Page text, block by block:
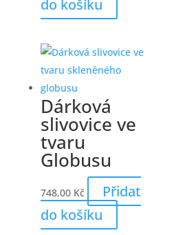
do košíku
Dárková
slivovice ve
tvaru
Globusu
748,00 Kč
Přidat
do košíku